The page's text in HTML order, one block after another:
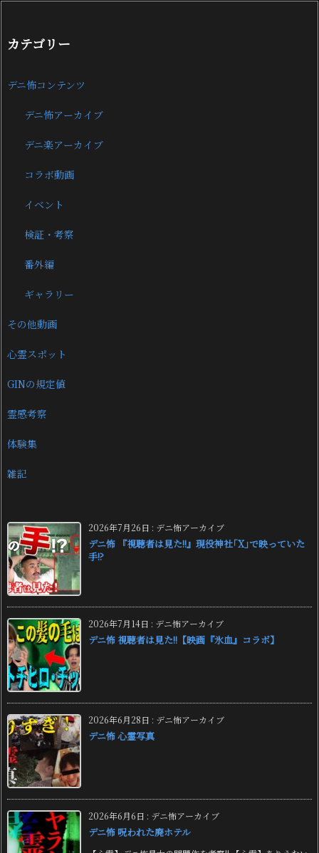
カテゴリー
デニ怖コンテンツ
デニ怖アーカイブ
デニ楽アーカイブ
コラボ動画
イベント
検証・考察
番外編
ギャラリー
その他動画
心霊スポット
GINの規定値
霊感考察
体験集
雑記
2026年7月26日 : デニ怖アーカイブ
デニ怖 『視聴者は見た!!』現役神社｢X｣で映っていた
手!?
2026年7月14日 : デニ怖アーカイブ
デニ怖 視聴者は見た!!【映画『氷血』コラボ】
2026年6月28日 : デニ怖アーカイブ
デニ怖 心霊写真
2026年6月6日 : デニ怖アーカイブ
デニ怖 呪われた廃ホテル